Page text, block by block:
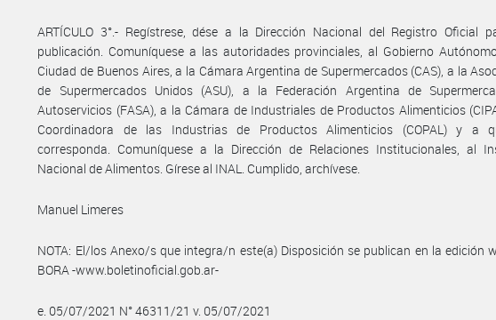
ARTÍCULO 3°.- Regístrese, dése a la Dirección Nacional del Registro Oficial
publicación. Comuníquese a las autoridades provinciales, al Gobierno
Ciudad de Buenos Aires, a la Cámara Argentina de Supermercados (CAS), a la
de Supermercados Unidos (ASU), a la Federación Argentina de
Autoservicios (FASA), a la Cámara de Industriales de Productos Alimenticios
Coordinadora de las Industrias de Productos Alimenticios (COPAL) y a
corresponda. Comuníquese a la Dirección de Relaciones Institucionales, al
Nacional de Alimentos. Gírese al INAL. Cumplido, archívese.
Manuel Limeres
NOTA: El/los Anexo/s que integra/n este(a) Disposición se publican en la edición
BORA -www.boletinoficial.gob.ar-
e. 05/07/2021 N° 46311/21 v. 05/07/2021